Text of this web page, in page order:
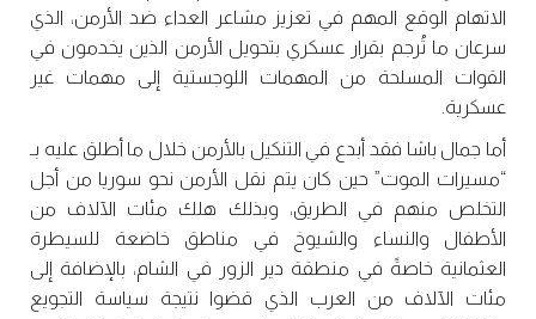
الاتهام الوقع المهم في تعزيز مشاعر العداء ضد الأرمن، الذي
سرعان ما تُرجم بقرار عسكري بتحويل الأرمن الذين يخدمون في
القوات المسلحة من المهمات اللوجستية إلى مهمات غير
عسكرية.
أما جمال باشا فقد أبدع في التنكيل بالأرمن خلال ما أطلق عليه بـ
“مسيرات الموت” حين كان يتم نقل الأرمن نحو سوريا من أجل
التخلص منهم في الطريق، وبذلك هلك مئات الآلاف من
الأطفال والنساء والشيوخ في مناطق خاضعة للسيطرة
العثمانية خاصةً في منطقة دير الزور في الشام، بالإضافة إلى
مئات الآلاف من العرب الذي قضوا نتيجة سياسة التجويع